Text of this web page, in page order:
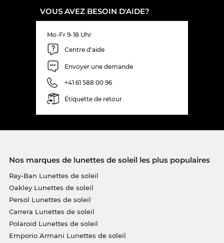
VOUS AVEZ BESOIN D'AIDE?
Mo-Fr 9-18 Uhr
Centre d'aide
Envoyer une demande
+41 61 588 00 96
Étiquette de retour
Nos marques de lunettes de soleil les plus populaires
Ray-Ban Lunettes de soleil
Oakley Lunettes de soleil
Persol Lunettes de soleil
Carrera Lunettes de soleil
Polaroid Lunettes de soleil
Emporio Armani Lunettes de soleil